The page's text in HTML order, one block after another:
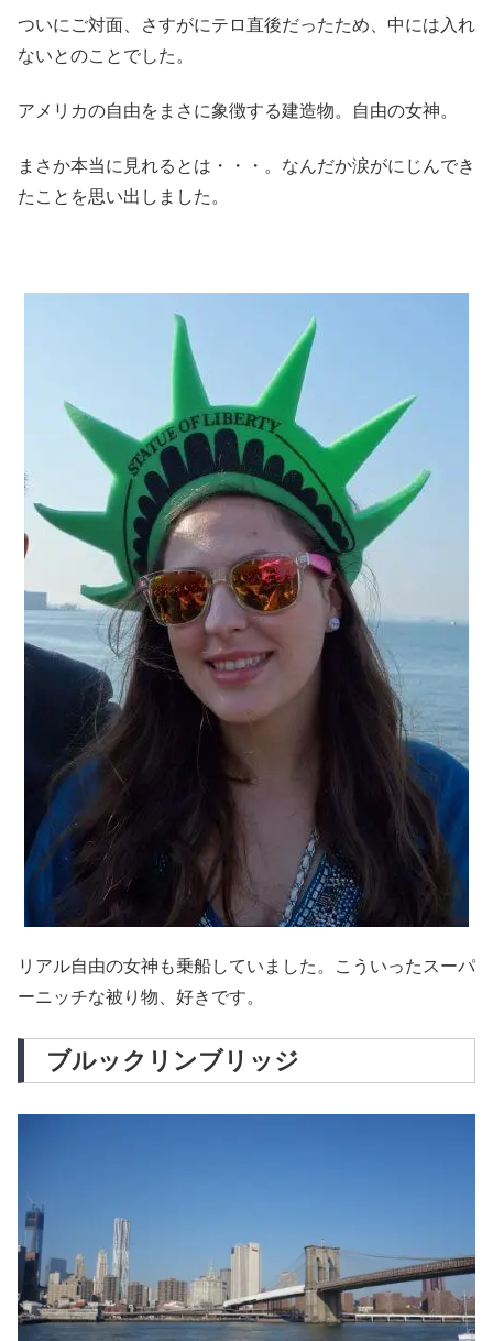
ついにご対面、さすがにテロ直後だったため、中には入れ
ないとのことでした。
アメリカの自由をまさに象徴する建造物。自由の女神。
まさか本当に見れるとは・・・。なんだか涙がにじんでき
たことを思い出しました。
リアル自由の女神も乗船していました。こういったスーパ
ーニッチな被り物、好きです。
ブルックリンブリッジ